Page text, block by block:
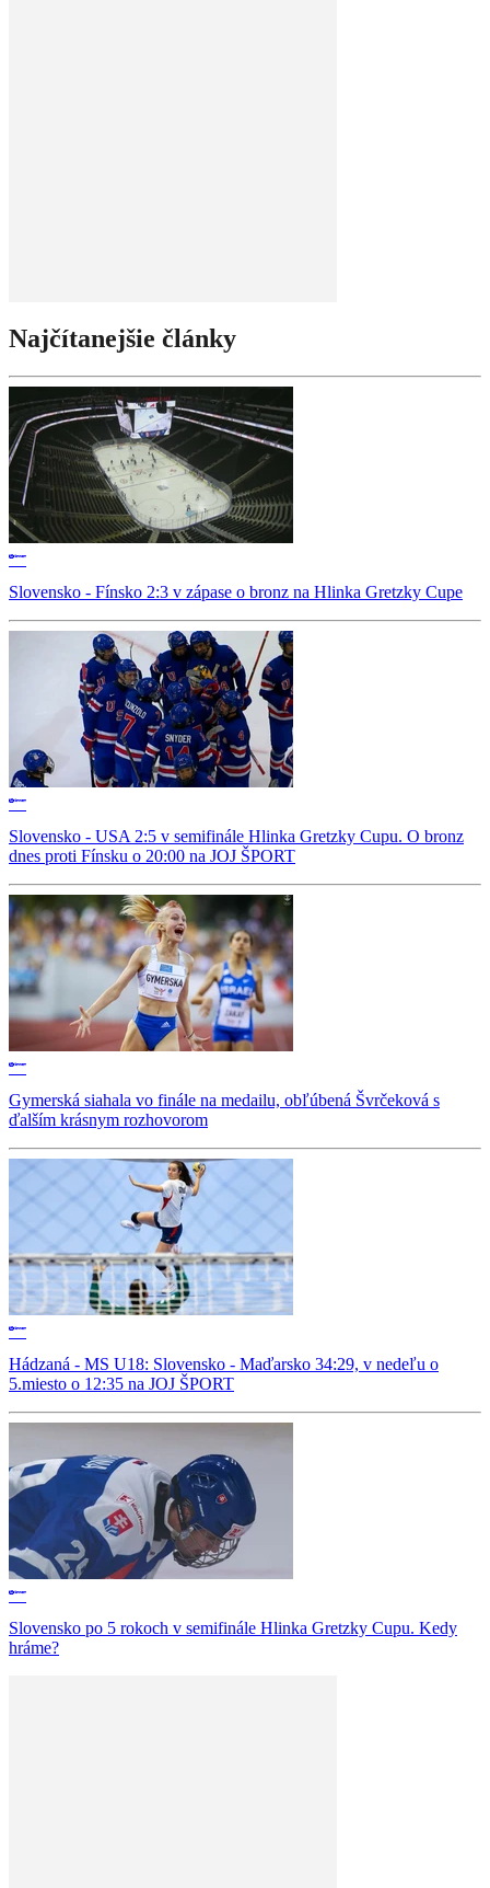
Najčítanejšie články
Slovensko - Fínsko 2:3 v zápase o bronz na Hlinka Gretzky Cupe
Slovensko - USA 2:5 v semifinále Hlinka Gretzky Cupu. O bronz
dnes proti Fínsku o 20:00 na JOJ ŠPORT
Gymerská siahala vo finále na medailu, obľúbená Švrčeková s
ďalším krásnym rozhovorom
Hádzaná - MS U18: Slovensko - Maďarsko 34:29, v nedeľu o
5.miesto o 12:35 na JOJ ŠPORT
Slovensko po 5 rokoch v semifinále Hlinka Gretzky Cupu. Kedy
hráme?